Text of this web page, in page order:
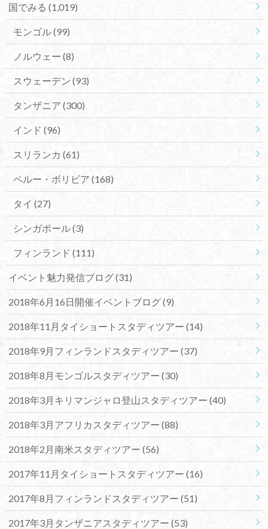
国でみる (1,019)
モンゴル(99)
ノルウェー (8)
スウェーデン (93)
タンザニア (300)
インド (96)
スリランカ (61)
ペルー・ボリビア (168)
タイ (27)
シンガポール(3)
フィンランド (111)
イベント魅力発信ブログ(31)
2018年6月16日開催イベントブログ(9)
2018年11月タイショートスタディツアー (14)
2018年9月フィンランドスタディツアー (37)
2018年8月モンゴルスタディツアー (30)
2018年3月キリマンジャロ登山スタディツアー (40)
2018年3月アフリカスタディツアー (88)
2018年2月南米スタディツアー (56)
2017年11月タイショートスタディツアー (16)
2017年8月フィンランドスタディツアー (51)
2017年3月タンザニアスタディツアー (53)